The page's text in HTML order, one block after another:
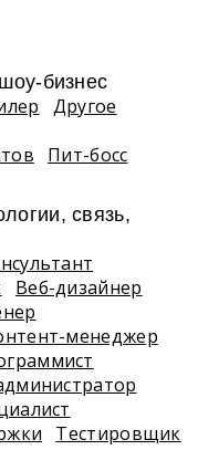
бизнес
Другое
Пит-босс
связь,
Веб-дизайнер
менеджер
Тестировщик